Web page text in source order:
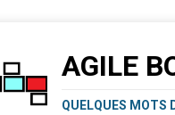
AGILE
QUELQUES MOTS